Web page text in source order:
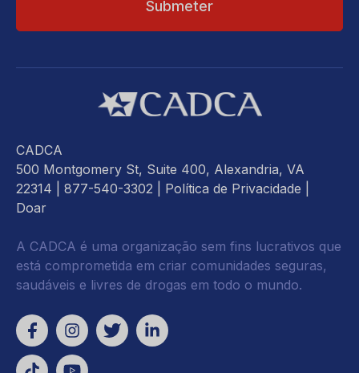
CADCA
500 Montgomery St, Suite 400, Alexandria, VA
22314 | 877-540-3302 | Política de Privacidade
Doar
A CADCA é uma organização sem fins lucrativos que
está comprometida em criar comunidades seguras,
saudáveis e livres de drogas em todo o mundo.